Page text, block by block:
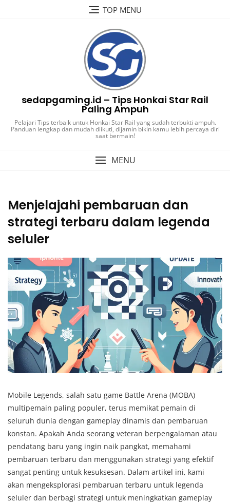
TOP MENU
sedapgaming.id – Tips Honkai Star Rail
Paling Ampuh
Pelajari Tips terbaik untuk Honkai Star Rail yang sudah terbukti ampuh.
Panduan lengkap dan mudah diikuti, dijamin bikin kamu lebih percaya diri
saat bermain!
MENU
Menjelajahi pembaruan dan
strategi terbaru dalam legenda
seluler
Mobile Legends, salah satu game Battle Arena (MOBA)
multipemain paling populer, terus memikat pemain di
seluruh dunia dengan gameplay dinamis dan pembaruan
konstan. Apakah Anda seorang veteran berpengalaman atau
pendatang baru yang ingin naik pangkat, memahami
pembaruan terbaru dan menggunakan strategi yang efektif
sangat penting untuk kesuksesan. Dalam artikel ini, kami
akan mengeksplorasi pembaruan terbaru untuk legenda
seluler dan berbagi strategi untuk meningkatkan gameplay